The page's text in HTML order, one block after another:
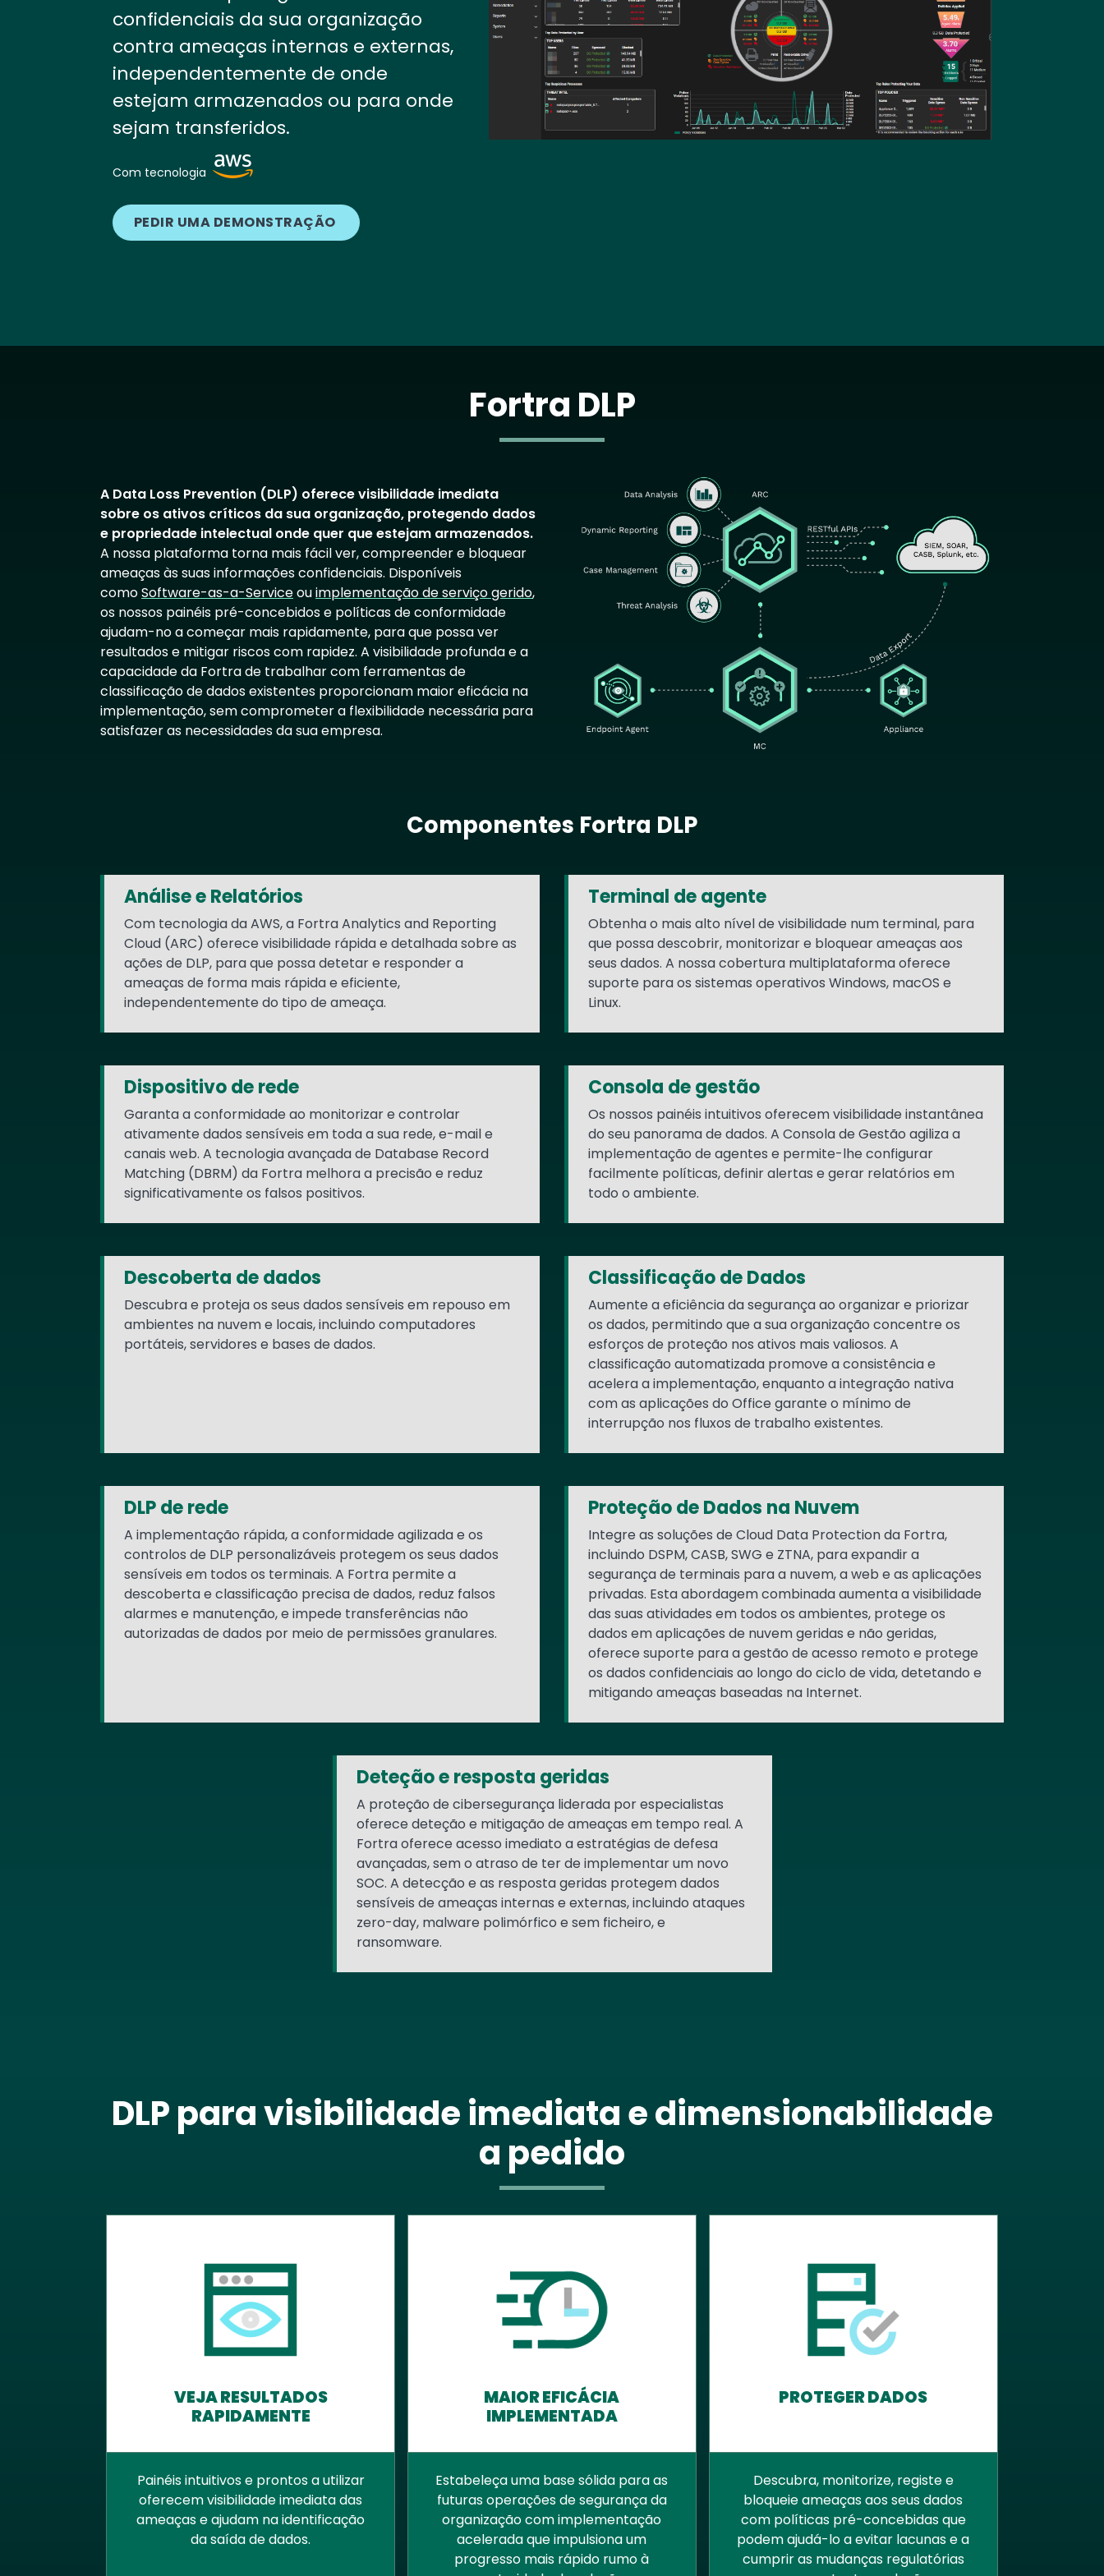
confidenciais da sua organização
contra ameaças internas e externas,
independentemente de onde
estejam armazenados ou para onde
sejam transferidos.
Com tecnologia Image
PEDIR UMA DEMONSTRAÇÃO
Fortra DLP
A Data Loss Prevention (DLP) oferece visibilidade imediata
sobre os ativos críticos da sua organização, protegendo dados
e propriedade intelectual onde quer que estejam armazenados.
A nossa plataforma torna mais fácil ver, compreender e bloquear
ameaças às suas informações confidenciais. Disponíveis
comoSoftware-as-a-Serviceouimplementação de serviço gerido,
os nossos painéis pré-concebidos e políticas de conformidade
ajudam-no a começar mais rapidamente, para que possa ver
resultados e mitigar riscos com rapidez. A visibilidade profunda e a
capacidade da Fortra de trabalhar com ferramentas de
classificação de dados existentes proporcionam maior eficácia na
implementação, sem comprometer a flexibilidade necessária para
satisfazer as necessidades da sua empresa.
Componentes Fortra DLP
Análise e Relatórios
Com tecnologia da AWS, a Fortra Analytics and Reporting
Cloud (ARC) oferece visibilidade rápida e detalhada sobre as
ações de DLP, para que possa detetar e responder a
ameaças de forma mais rápida e eficiente,
independentemente do tipo de ameaça.
Terminal de agente
Obtenha o mais alto nível de visibilidade num terminal, para
que possa descobrir, monitorizar e bloquear ameaças aos
seus dados. A nossa cobertura multiplataforma oferece
suporte para os sistemas operativos Windows, macOS e
Linux.
Dispositivo de rede
Garanta a conformidade ao monitorizar e controlar
ativamente dados sensíveis em toda a sua rede, e-mail e
canais web. A tecnologia avançada de Database Record
Matching (DBRM) da Fortra melhora a precisão e reduz
significativamente os falsos positivos.
Consola de gestão
Os nossos painéis intuitivos oferecem visibilidade instantânea
do seu panorama de dados. A Consola de Gestão agiliza a
implementação de agentes e permite-lhe configurar
facilmente políticas, definir alertas e gerar relatórios em
todo o ambiente.
Descoberta de dados
Descubra e proteja os seus dados sensíveis em repouso em
ambientes na nuvem e locais, incluindo computadores
portáteis, servidores e bases de dados.
Classificação de Dados
Aumente a eficiência da segurança ao organizar e priorizar
os dados, permitindo que a sua organização concentre os
esforços de proteção nos ativos mais valiosos. A
classificação automatizada promove a consistência e
acelera a implementação, enquanto a integração nativa
com as aplicações do Office garante o mínimo de
interrupção nos fluxos de trabalho existentes.
DLP de rede
A implementação rápida, a conformidade agilizada e os
controlos de DLP personalizáveis protegem os seus dados
sensíveis em todos os terminais. A Fortra permite a
descoberta e classificação precisa de dados, reduz falsos
alarmes e manutenção, e impede transferências não
autorizadas de dados por meio de permissões granulares.
Proteção de Dados na Nuvem
Integre as soluções de Cloud Data Protection da Fortra,
incluindo DSPM, CASB, SWG e ZTNA, para expandir a
segurança de terminais para a nuvem, a web e as aplicações
privadas. Esta abordagem combinada aumenta a visibilidade
das suas atividades em todos os ambientes, protege os
dados em aplicações de nuvem geridas e não geridas,
oferece suporte para a gestão de acesso remoto e protege
os dados confidenciais ao longo do ciclo de vida, detetando e
mitigando ameaças baseadas na Internet.
Deteção e resposta geridas
A proteção de cibersegurança liderada por especialistas
oferece deteção e mitigação de ameaças em tempo real. A
Fortra oferece acesso imediato a estratégias de defesa
avançadas, sem o atraso de ter de implementar um novo
SOC. A detecção e as resposta geridas protegem dados
sensíveis de ameaças internas e externas, incluindo ataques
zero-day, malware polimórfico e sem ficheiro, e
ransomware.
DLP para visibilidade imediata e dimensionabilidade
a pedido
VEJA RESULTADOS
RAPIDAMENTE
Painéis intuitivos e prontos a utilizar
oferecem visibilidade imediata das
ameaças e ajudam na identificação
da saída de dados.
MAIOR EFICÁCIA
IMPLEMENTADA
Estabeleça uma base sólida para as
futuras operações de segurança da
organização com implementação
acelerada que impulsiona um
progresso mais rápido rumo à
PROTEGER DADOS
Descubra, monitorize, registe e
bloqueie ameaças aos seus dados
com políticas pré-concebidas que
podem ajudá-lo a evitar lacunas e a
cumprir as mudanças regulatórias